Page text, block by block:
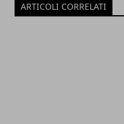
ARTICOLI CORRELATI